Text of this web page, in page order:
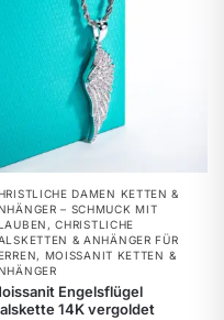
DAMEN KETTEN &
– SCHMUCK MIT
,CHRISTLICHE
& ANHÄNGER FÜR
, MOISSANIT KETTEN &
Engelsflügel
14K vergoldet